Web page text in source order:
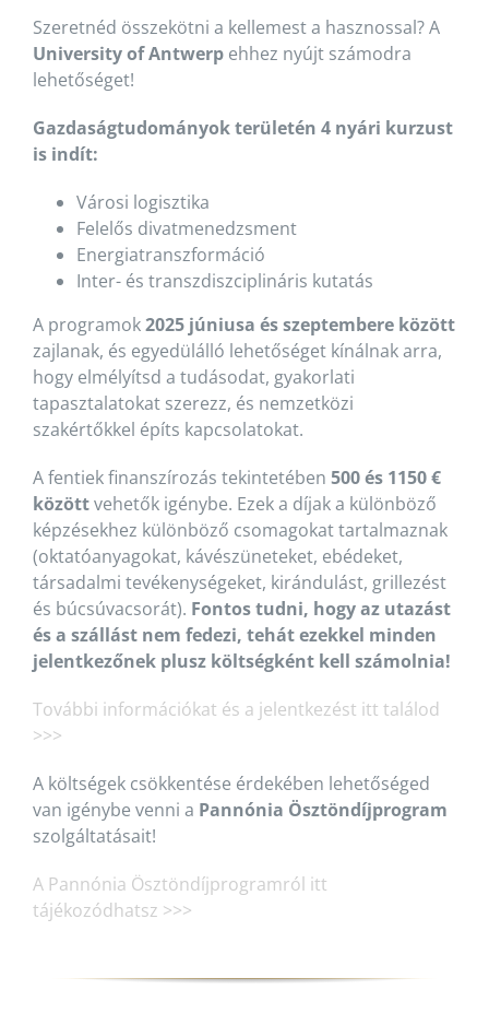
Szeretnéd összekötni a kellemest a hasznossal? A
University of Antwerpehhez nyújt számodra
lehetőséget!
Gazdaságtudományok területén 4 nyári kurzust
is indít:
Városi logisztika
Felelős divatmenedzsment
Energiatranszformáció
Inter- és transzdiszciplináris kutatás
A programok2025 júniusa és szeptembere között
zajlanak, és egyedülálló lehetőséget kínálnak arra,
hogy elmélyítsd a tudásodat, gyakorlati
tapasztalatokat szerezz, és nemzetközi
szakértőkkel építs kapcsolatokat.
A fentiek finanszírozás tekintetében 500 és 1150 €
közöttvehetők igénybe. Ezek a díjak a különböző
képzésekhez különböző csomagokat tartalmaznak
(oktatóanyagokat, kávészüneteket, ebédeket,
társadalmi tevékenységeket, kirándulást, grillezést
és búcsúvacsorát). Fontos tudni, hogy az utazást
és a szállást nem fedezi, tehát ezekkel minden
jelentkezőnek plusz költségként kell számolnia!
További információkat és a jelentkezést itt találod
>>>
A költségek csökkentése érdekében lehetőséged
van igénybe venni a Pannónia Ösztöndíjprogram
szolgáltatásait!
A Pannónia Ösztöndíjprogramról itt
tájékozódhatsz >>>